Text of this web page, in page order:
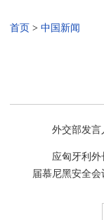
首页 > 中国新闻
外交部发言
应匈牙利
届慕尼黑安全会